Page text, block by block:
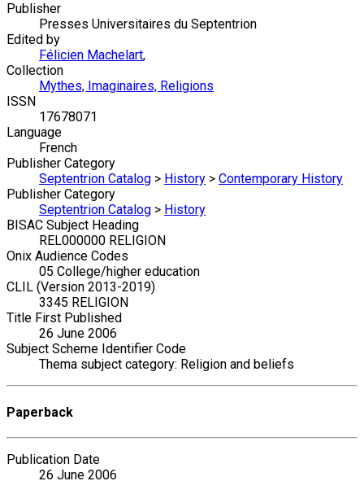
Publisher
Presses Universitaires du Septentrion
Edited by
Félicien Machelart,
Collection
Mythes, Imaginaires, Religions
ISSN
17678071
Language
French
Publisher Category
Septentrion Catalog > History > Contemporary History
Publisher Category
Septentrion Catalog > History
BISAC Subject Heading
REL000000 RELIGION
Onix Audience Codes
05 College/higher education
CLIL (Version 2013-2019)
3345 RELIGION
Title First Published
26 June 2006
Subject Scheme Identifier Code
Thema subject category: Religion and beliefs
Paperback
Publication Date
26 June 2006